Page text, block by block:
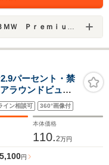
ｍ Ｓｅｌｅｃｔｉｏｎ 川口
パーセント・禁
ラウンドビュー
アイドリングス
ライドドア・ス
イン相談可 360°画像付
本体価格
110.2万円
5,100円